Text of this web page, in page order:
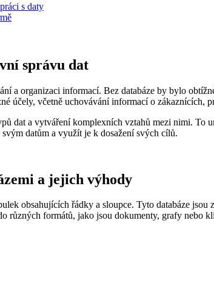
s daty
správu dat
a organizaci informací. Bez databáze by bylo
účely, včetně uchovávání informací o zákaznících,
dat a vytváření komplexních vztahů mezi nimi. To
datům a využít je k dosažení svých cílů.
a jejich výhody
obsahujících řádky a sloupce. Tyto databáze
různých formátů, jako jsou dokumenty, grafy